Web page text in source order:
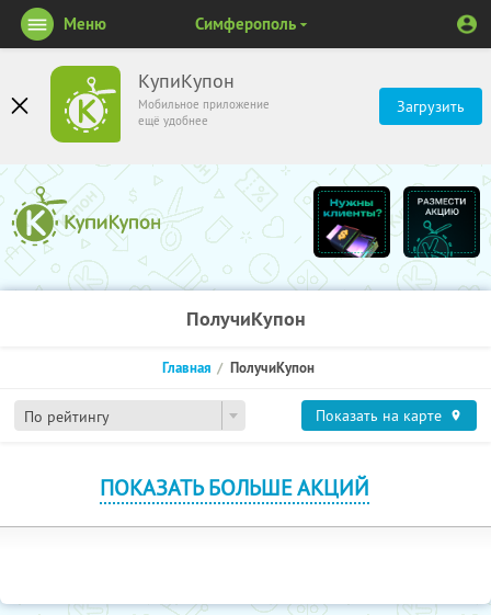
КупиКупон
Мобильное приложение
ещё удобнее
Загрузить
Меню Симферополь
ПолучиКупон
По рейтингу
Главная ПолучиКупон
Показать на карте
ПОКАЗАТЬ БОЛЬШЕ АКЦИЙ